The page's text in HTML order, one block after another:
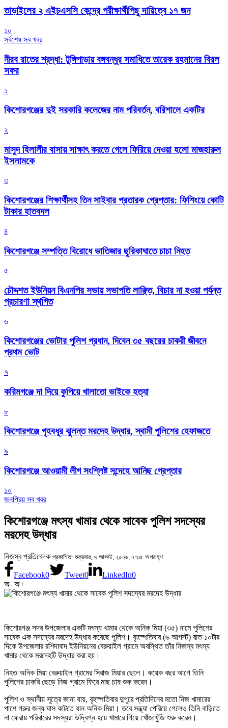
তাড়াইলের ২ এইচএসসি কেন্দ্রে পরীক্ষার্থীপিছু দায়িত্বে ১৭ জন
১০
সর্বশেষ সব খবর
নীরব রাতের শ্রদ্ধা: টুঙ্গিপাড়ায় বঙ্গবন্ধুর সমাধিতে তারেক রহমানের বিরল
সফর
১
কিশোরগঞ্জের দুই সরকারি কলেজের নাম পরিবর্তন, বরিশালে একটির
২
মাসুদ হিলালীর বাসায় সাক্ষাৎ করতে গেলে ফিরিয়ে দেওয়া হলো মাজহারুল
ইসলামকে
৩
কিশোরগঞ্জের শিক্ষার্থীসহ তিন সাইবার প্রতারক গ্রেপ্তার: ফিশিংয়ে কোটি
টাকার হাতবদল
৪
কিশোরগঞ্জে সম্পত্তি বিরোধে ভাতিজার ছুরিকাঘাতে চাচা নিহত
৫
চৌদ্দশত ইউনিয়ন বিএনপির সভায় সভাপতি লাঞ্ছিত, বিচার না হওয়া পর্যন্ত
প্রচারণা স্থগিত
৬
কিশোরগঞ্জের ভোটার পুলিশ প্রধান, দিবেন ৩৫ বছরের চাকরী জীবনে
প্রথম ভোট
৭
করিমগঞ্জে দা দিয়ে কুপিয়ে খালাতো ভাইকে হত্যা
৮
কিশোরগঞ্জে গৃহবধূর ঝুলন্ত মরদেহ উদ্ধার, স্বামী পুলিশের হেফাজতে
৯
কিশোরগঞ্জে আওয়ামী লীগ সংশ্লিষ্ট সন্দেহে আনিছ গ্রেপ্তার
১০
জনপ্রিয় সব খবর
কিশোরগঞ্জে মৎস্য খামার থেকে সাবেক পুলিশ সদস্যের
মরদেহ উদ্ধার
নিজস্ব প্রতিবেদক প্রকাশিত: শুক্রবার, ৭ আগস্ট, ২০২৬, ২:৩৫ অপরাহ্ণ
Facebook0 Tweet0 LinkedIn0
অ- অ+
কিশোরগঞ্জ সদর উপজেলার একটি মৎস্য খামার থেকে অনিক মিয়া (৩৫) নামে পুলিশের
সাবেক এক সদস্যের মরদেহ উদ্ধার করেছে পুলিশ। বৃহস্পতিবার (৬ আগস্ট) রাত ১০টার
দিকে উপজেলার রশিদাবাদ ইউনিয়নের বেরুয়াইল গ্রামে অবস্থিত তাঁর নিজস্ব মৎস্য
খামার থেকে মরদেহটি উদ্ধার করা হয়।
নিহত অনিক মিয়া বেরুয়াইল গ্রামের সিরাজ মিয়ার ছেলে। কয়েক বছর আগে তিনি
পুলিশের চাকরি ছেড়ে নিজ গ্রামে ফিরে মাছ চাষ শুরু করেন।
পুলিশ ও স্থানীয় সূত্রে জানা যায়, বৃহস্পতিবার দুপুরে প্রতিদিনের মতো নিজ খামারের
পাশে গরুর জন্য ঘাস কাটতে যান অনিক মিয়া। তবে সন্ধ্যা পেরিয়ে গেলেও তিনি বাড়িতে
না ফেরায় পরিবারের সদস্যরা উদ্বিগ্ন হয়ে খামারে গিয়ে খোঁজাখুঁজি শুরু করেন।